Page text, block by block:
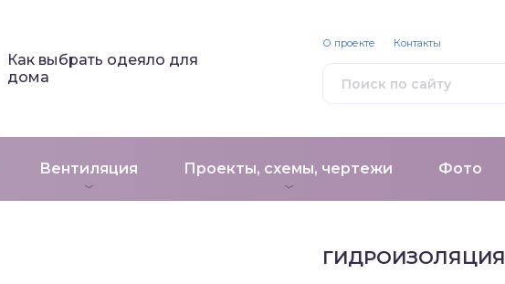
Как выбрать одеяло для
дома
Вентиляция Проекты, схемы, чертежи Фото
О проекте Контакты
ГИДРОИЗОЛЯЦИЯ